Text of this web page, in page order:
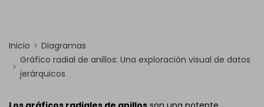
Inicio
Diagramas
Gráfico radial de anillos: Una exploración visual de datos
jerárquicos